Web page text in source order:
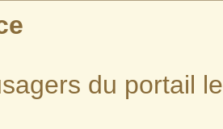
du portail